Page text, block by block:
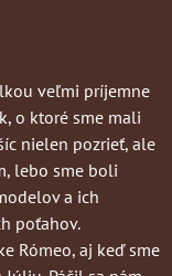
veľmi príjemne
o ktoré sme mali
nielen pozrieť, ale
lebo sme boli
a ich
poťahov.
Rómeo, aj keď sme